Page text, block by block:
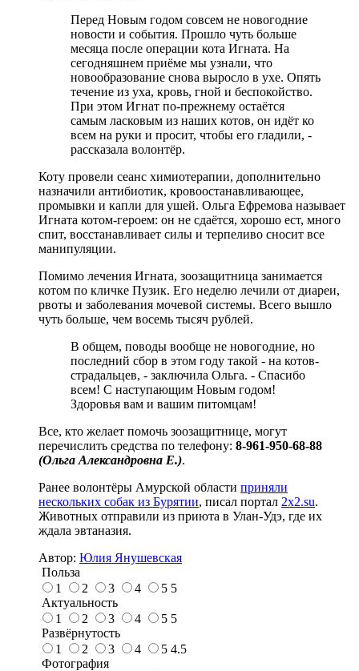
Перед Новым годом совсем не новогодние
новости и события. Прошло чуть больше
месяца после операции кота Игната. На
сегодняшнем приёме мы узнали, что
новообразование снова выросло в ухе. Опять
течение из уха, кровь, гной и беспокойство.
При этом Игнат по-прежнему остаётся
самым ласковым из наших котов, он идёт ко
всем на руки и просит, чтобы его гладили, -
рассказала волонтёр.
Коту провели сеанс химиотерапии, дополнительно
назначили антибиотик, кровоостанавливающее,
промывки и капли для ушей. Ольга Ефремова называет
Игната котом-героем: он не сдаётся, хорошо ест, много
спит, восстанавливает силы и терпеливо сносит все
манипуляции.
Помимо лечения Игната, зоозащитница занимается
котом по кличке Пузик. Его неделю лечили от диареи,
рвоты и заболевания мочевой системы. Всего вышло
чуть больше, чем восемь тысяч рублей.
В общем, поводы вообще не новогодние, но
последний сбор в этом году такой - на котов-
страдальцев, - заключила Ольга. - Спасибо
всем! С наступающим Новым годом!
Здоровья вам и вашим питомцам!
Все, кто желает помочь зоозащитнице, могут
перечислить средства по телефону: 8-961-950-68-88
(Ольга Александровна Е.).
Ранее волонтёры Амурской области приняли
нескольких собак из Бурятии, писал портал 2x2.su.
Животных отправили из приюта в Улан-Удэ, где их
ждала эвтаназия.
Автор: Юлия Янушевская
Польза
1
2 3 4 5 5
Актуальность
1
2 3 4 5 5
Развёрнутость
1
2 3 4 5 4.5
Фотография